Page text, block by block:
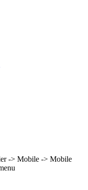
-> Mobile -> Mobile